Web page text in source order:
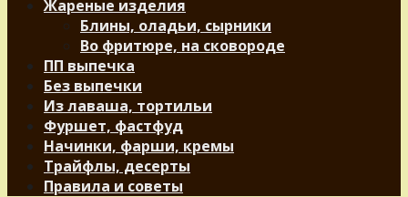
Жареные изделия
Блины, оладьи, сырники
Во фритюре, на сковороде
ПП выпечка
Без выпечки
Из лаваша, тортильи
Фуршет, фастфуд
Начинки, фарши, кремы
Трайфлы, десерты
Правила и советы